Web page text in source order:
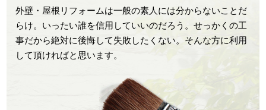
外壁・屋根リフォームは一般の素人には分からないことだ
らけ。いったい誰を信用していいのだろう。せっかくの工
事だから絶対に後悔して失敗したくない。そんな方に利用
して頂ければと思います。